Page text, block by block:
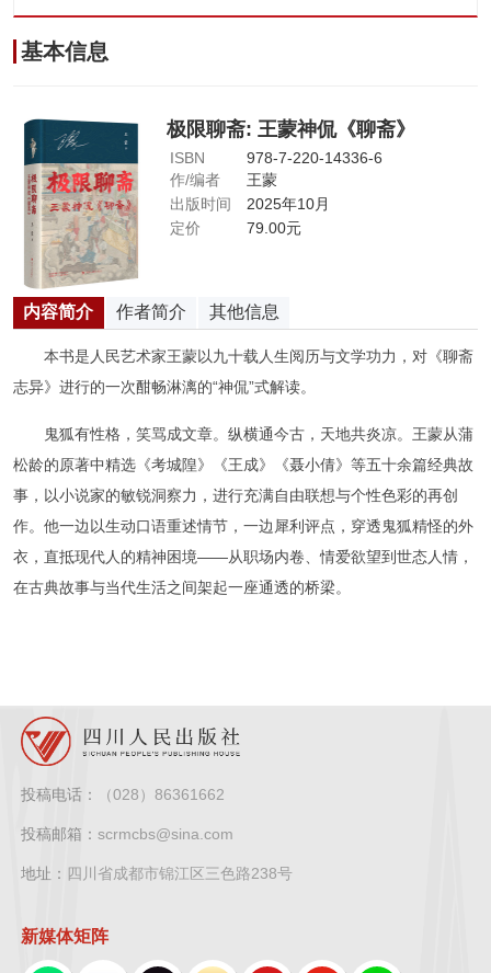
基本信息
极限聊斋: 王蒙神侃《聊斋》
ISBN
978-7-220-14336-6
作/编者
王蒙
出版时间
2025年10月
定价
79.00元
内容简介 作者简介 其他信息
本书是人民艺术家王蒙以九十载人生阅历与文学功力，对《聊斋
志异》进行的一次酣畅淋漓的“神侃”式解读。
鬼狐有性格，笑骂成文章。纵横通今古，天地共炎凉。王蒙从蒲
松龄的原著中精选《考城隍》《王成》《聂小倩》等五十余篇经典故
事，以小说家的敏锐洞察力，进行充满自由联想与个性色彩的再创
作。他一边以生动口语重述情节，一边犀利评点，穿透鬼狐精怪的外
衣，直抵现代人的精神困境——从职场内卷、情爱欲望到世态人情，
在古典故事与当代生活之间架起一座通透的桥梁。
投稿电话： （028）86361662
投稿邮箱： scrmcbs@sina.com
地址： 四川省成都市锦江区三色路238号
新媒体矩阵